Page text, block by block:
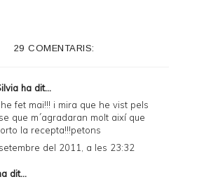
i
29 COMENTARIS:
ha dit...
fet mai!!! i mira que he vist pels
que m´agradaran molt així que
la recepta!!!petons
del 2011, a les 23:32
dit...